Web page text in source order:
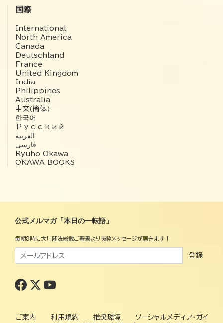
国際
International
North America
Canada
Deutschland
France
United Kingdom
India
Philippines
Australia
中文(簡体)
한국어
Русский
العربية‏
فارسی
Ryuho Okawa
OKAWA BOOKS
公式メルマガ「本日の一転語」
毎朝8時に大川隆法総裁ご著書より抜粋メッセージが届きます！
登録
ご案内 利用規約 推奨環境
ソーシャルメディア・ガイ